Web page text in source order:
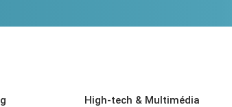
High-tech & Multimédia